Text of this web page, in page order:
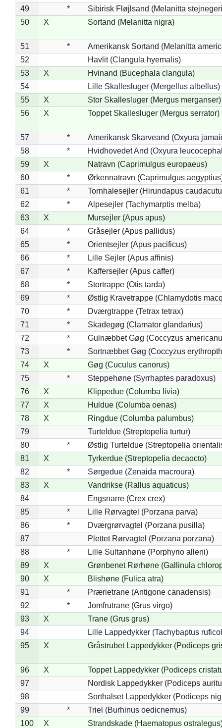
49
*
Sibirisk Fløjlsand (Melanitta
50
X Sortand (Melanitta nigra)
51 *
Amerikansk Sortand (Melanitta
52
Havlit (Clangula hyemalis)
53
X
Hvinand (Bucephala clangula)
54
Lille Skallesluger (Mergellus albellus)
55
X
Stor Skallesluger (Mergus merganser)
56
X Toppet Skallesluger (Mergus serrator)
57 *
Amerikansk Skarveand (Oxyura
58
*
Hvidhovedet And (Oxyura
59
X
Natravn (Caprimulgus europaeus)
60
*
Ørkennatravn (Caprimulgus
61
*
Tornhalesejler (Hirundapus
62
*
Alpesejler (Tachymarptis melba)
63
X
Mursejler (Apus apus)
64
*
Gråsejler (Apus pallidus)
65
*
Orientsejler (Apus pacificus)
66
*
Lille Sejler (Apus affinis)
67
*
Kaffersejler (Apus caffer)
68
*
Stortrappe (Otis tarda)
69
*
Østlig Kravetrappe (Chlamydotis
70
*
Dværgtrappe (Tetrax tetrax)
71
*
Skadegøg (Clamator glandarius)
72
*
Gulnæbbet Gøg (Coccyzus
73
*
Sortnæbbet Gøg (Coccyzus
74
X
Gøg (Cuculus canorus)
75
*
Steppehøne (Syrrhaptes paradoxus)
76
X
Klippedue (Columba livia)
77
X
Huldue (Columba oenas)
78
X
Ringdue (Columba palumbus)
79
Turteldue (Streptopelia turtur)
80
*
Østlig Turteldue (Streptopelia
81
X
Tyrkerdue (Streptopelia decaocto)
82
*
Sørgedue (Zenaida macroura)
83
X
Vandrikse (Rallus aquaticus)
84
Engsnarre (Crex crex)
85
*
Lille Rørvagtel (Porzana parva)
86
*
Dværgrørvagtel (Porzana pusilla)
87
Plettet Rørvagtel (Porzana porzana)
88
*
Lille Sultanhøne (Porphyrio alleni)
89
X
Grønbenet Rørhøne (Gallinula
90
X
Blishøne (Fulica atra)
91
*
Prærietrane (Antigone canadensis)
92
*
Jomfrutrane (Grus virgo)
93
X
Trane (Grus grus)
94
Lille Lappedykker (Tachybaptus
95
X Gråstrubet Lappedykker (Podiceps
96 X
Toppet Lappedykker (Podiceps
97
Nordisk Lappedykker (Podiceps
98
Sorthalset Lappedykker (Podiceps
99
*
Triel (Burhinus oedicnemus)
100
X Strandskade (Haematopus